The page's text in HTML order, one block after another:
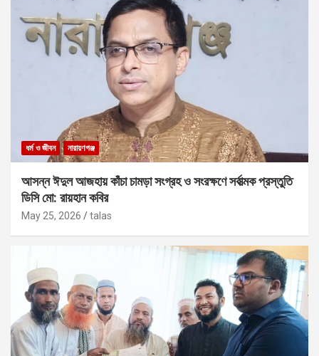
ধর্ম ও জীবন নারায়ণগঞ্জ
আসন্ন ঈদুল আজহায় কাঁচা চামড়া সংগ্রহ ও সংরক্ষণে সর্বাত্মক প্রস্তুতি
ডিসি মো: রায়হান কবির
May 25, 2026 talas